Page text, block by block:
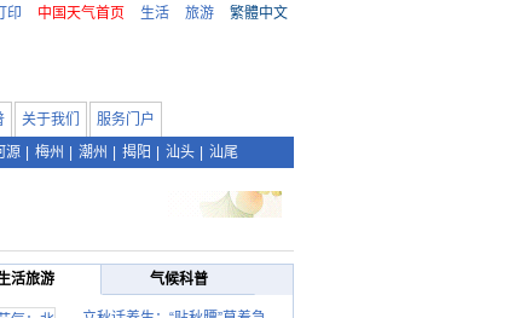
印 中国天气首页 生活 旅游 繁體中文
关于我们
服务门户
源 梅州 潮州 揭阳 汕头 汕尾
活旅游 气候科普